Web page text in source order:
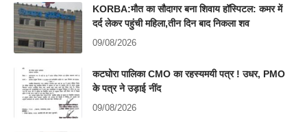
KORBA:मौत का सौदागर बना शिवाय हॉस्पिटल: कमर में
दर्द लेकर पहुंची महिला,तीन दिन बाद निकला शव
09/08/2026
कटघोरा पालिका CMO का रहस्यमयी पत्र ! उधर, PMO
के पत्र ने उड़ाई नींद
09/08/2026